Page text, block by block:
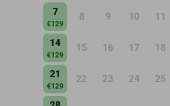
7
€129
8 9 10 11
14
€129
15 16 17 18
21
€129
22 23 24 25